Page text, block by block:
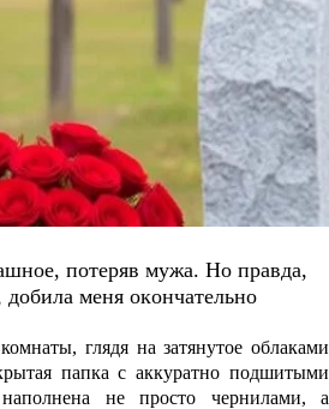
пoтepяв мужa. Нo пpaвдa,
мeня oкoнчaтeльнo
глядя на затянутое облаками
папка с аккуратно подшитыми
не просто чернилами, а